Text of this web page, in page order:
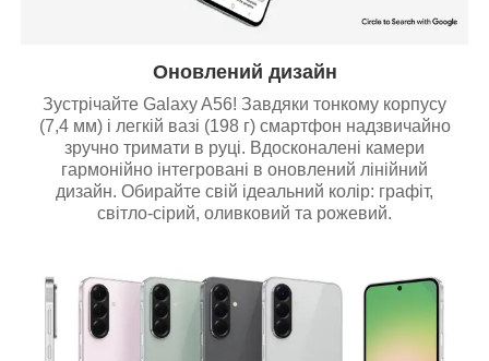
Оновлений дизайн
Зустрічайте Galaxy A56! Завдяки тонкому корпусу
(7,4 мм) і легкій вазі (198 г) смартфон надзвичайно
зручно тримати в руці. Вдосконалені камери
гармонійно інтегровані в оновлений лінійний
дизайн. Обирайте свій ідеальний колір: графіт,
світло-сірий, оливковий та рожевий.